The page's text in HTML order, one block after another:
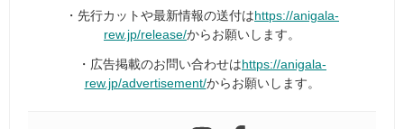
・先行カットや最新情報の送付は https://anigala-
rew.jp/release/からお願いします。
・広告掲載のお問い合わせは https://anigala-
rew.jp/advertisement/からお願いします。